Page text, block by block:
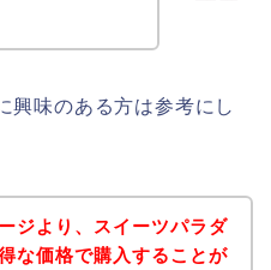
興味のある方は参考にし
ジより、スイーツパラダ
な価格で購入することが